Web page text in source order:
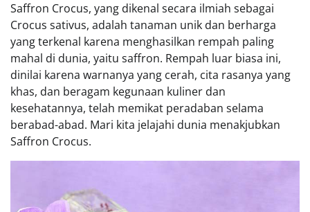
Saffron Crocus, yang dikenal secara ilmiah sebagai
Crocus sativus, adalah tanaman unik dan berharga
yang terkenal karena menghasilkan rempah paling
mahal di dunia, yaitu saffron. Rempah luar biasa ini,
dinilai karena warnanya yang cerah, cita rasanya yang
khas, dan beragam kegunaan kuliner dan
kesehatannya, telah memikat peradaban selama
berabad-abad. Mari kita jelajahi dunia menakjubkan
Saffron Crocus.